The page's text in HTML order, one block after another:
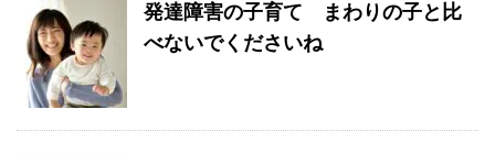
発達障害の子育て まわりの子と比
べないでくださいね